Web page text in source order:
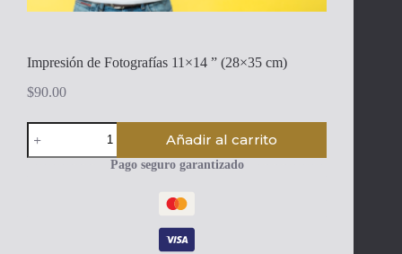
Impresión de Fotografías 11×14 ” (28×35 cm)
$90.00
Impresión
de
Fotografías
Añadir al carrito
Pago seguro garantizado